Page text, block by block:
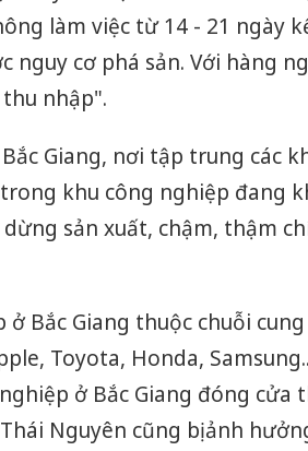
làm việc từ 14 - 21 ngày
nguy cơ phá sản. Với hàng
nhập".
Giang, nơi tập trung các
khu công nghiệp đang
sản xuất, chậm, thậm
ở Bắc Giang thuộc chuỗi
Toyota, Honda,
ở Bắc Giang đóng
Nguyên cũng bị ảnh